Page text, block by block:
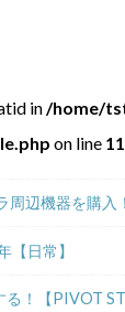
in/home/
on line
周辺機器を購入
【日常】
！【PIVOT